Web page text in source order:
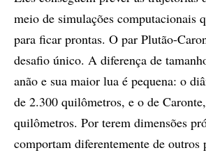
meio de simulações computacionais
para ficar prontas. O par Plutão-
desafio único. A diferença de
anão e sua maior lua é pequena: o
de 2.300 quilômetros, e o de
quilômetros. Por terem dimensões
comportam diferentemente de outros